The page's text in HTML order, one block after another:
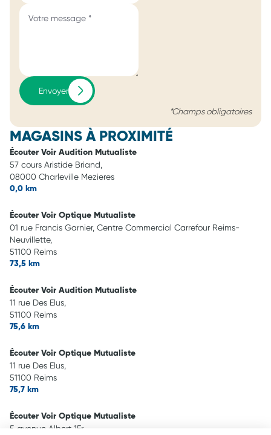
Envoyer
*Champs obligatoires
MAGASINS À PROXIMITÉ
Écouter Voir Audition Mutualiste
57 cours Aristide Briand,
08000 Charleville Mezieres
0,0 km
Écouter Voir Optique Mutualiste
01 rue Francis Garnier, Centre Commercial Carrefour Reims-
Neuvillette,
51100 Reims
73,5 km
Écouter Voir Audition Mutualiste
11 rue Des Elus,
51100 Reims
75,6 km
Écouter Voir Optique Mutualiste
11 rue Des Elus,
51100 Reims
75,7 km
Écouter Voir Optique Mutualiste
5 avenue Albert 1Er,